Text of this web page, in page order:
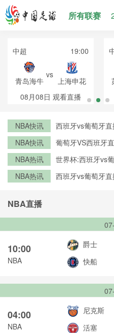
所有联赛
中超 19:00
青岛海牛
vs
上海申花
08月08日 观看直播
NBA快讯
西班牙vs葡萄牙
NBA快讯
葡萄牙VS西班牙
NBA热讯
世界杯:西班牙vs
清视频直播
NBA热讯
西班牙vs葡萄牙
NBA直播
10:00
NBA
爵士
快船
04:00
NBA
尼克斯
活塞